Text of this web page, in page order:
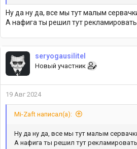
Ну да ну да, все мы тут малым
А нафига ты решил тут рекламировать
seryogausilitel
Новый участник
19 Авг 2024
Mi-Zaft написал(а):
Ну да ну да, все мы тут малым
А нафига ты решил тут